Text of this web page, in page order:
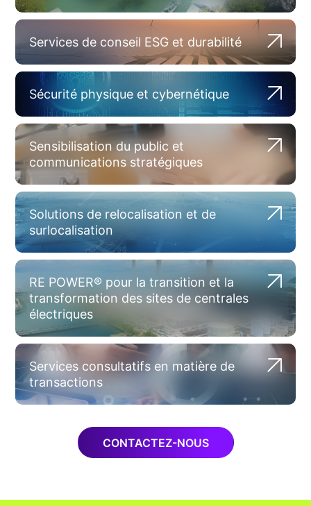
Services de conseil ESG et durabilité
Sécurité physique et cybernétique
Sensibilisation du public et
communications stratégiques
Solutions de relocalisation et de
surlocalisation
RE POWER® pour la transition et la
transformation des sites de centrales
électriques
Services consultatifs en matière de
transactions
CONTACTEZ-NOUS